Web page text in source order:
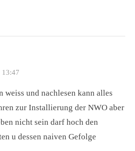
13:47
weiss und nachlesen kann alles
zur Installierung der NWO aber
nicht sein darf hoch den
u dessen naiven Gefolge